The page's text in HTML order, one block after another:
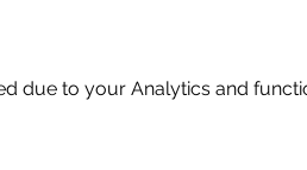
due to your Analytics and